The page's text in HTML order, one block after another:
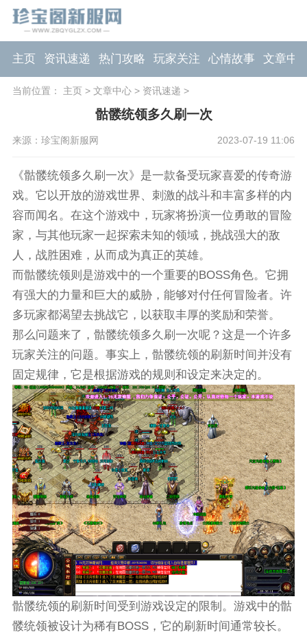
主页 资讯速递 热门攻略 玩家关注 心情故事 文章中
当前位置： 主页> 文章中心> 资讯速递 >
骷髅统领多久刷一次
来源：珍宝阁新服网 2023-07-19 11:06
《骷髅统领多久刷一次》是一款备受玩家喜爱的传奇游
戏。它以开放的游戏世界、刺激的战斗和丰富多样的内
容而闻名。在这个游戏中，玩家将扮演一位勇敢的冒险
家，与其他玩家一起探索未知的领域，挑战强大的敌
人，战胜困难，从而成为真正的英雄。
而骷髅统领则是游戏中的一个重要的BOSS角色。它拥
有强大的力量和巨大的威胁，能够对付任何冒险者。许
多玩家都渴望去挑战它，以获取丰厚的奖励和荣誉。
那么问题来了，骷髅统领多久刷一次呢？这是一个许多
玩家关注的问题。事实上，骷髅统领的刷新时间并没有
固定规律，它是根据游戏的规则和设定来决定的。
骷髅统领的刷新时间受到游戏设定的限制。游戏中的骷
髅统领被设计为稀有BOSS，它的刷新时间通常较长。